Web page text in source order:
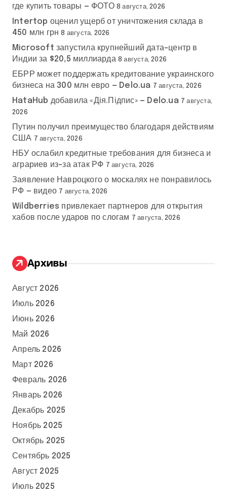
где купить товары — ФОТО 8 августа, 2026
Intertop оценил ущерб от уничтожения склада в
450 млн грн 8 августа, 2026
Microsoft запустила крупнейший дата-центр в
Индии за $20,5 миллиарда 8 августа, 2026
ЕБРР может поддержать кредитование украинского
бизнеса на 300 млн евро — Delo.ua 7 августа, 2026
HataHub добавила «Дія.Підпис» — Delo.ua 7 августа,
2026
Путин получил преимущество благодаря действиям
США 7 августа, 2026
НБУ ослабил кредитные требования для бизнеса и
аграриев из-за атак РФ 7 августа, 2026
Заявление Навроцкого о москалях не понравилось
РФ — видео 7 августа, 2026
Wildberries привлекает партнеров для открытия
хабов после ударов по слогам
7 августа, 2026
Архивы
Август 2026
Июль 2026
Июнь 2026
Май 2026
Апрель 2026
Март 2026
Февраль 2026
Январь 2026
Декабрь 2025
Ноябрь 2025
Октябрь 2025
Сентябрь 2025
Август 2025
Июль 2025